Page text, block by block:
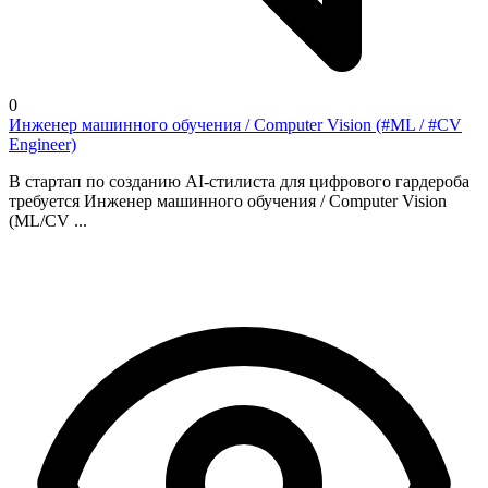
0
Инженер машинного обучения / Computer Vision (#ML / #CV
Engineer)
В стартап по созданию AI-стилиста для цифрового гардероба
требуется Инженер машинного обучения / Computer Vision
(ML/CV ...